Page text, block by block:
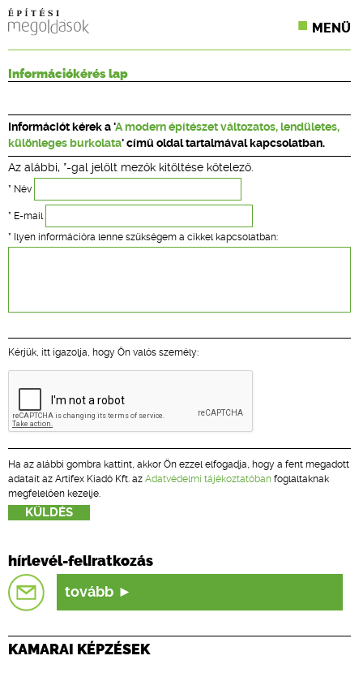
MENÜ
CPR TERMÉKKIÍRÁS
ÉPÍTÉSI JOG
ONLINE KÉPZÉSEK
TERVEZÉSI SEGÉDLETEK
Információkérés lap
Információt kérek a 'A modern építészet változatos, lendületes,
különleges burkolata' című oldal tartalmával kapcsolatban.
Az alábbi, *-gal jelölt mezők kitöltése kötelező.
* Név
* E-mail
* Ilyen információra lenne szükségem a cikkel kapcsolatban:
Kérjük, itt igazolja, hogy Ön valós személy:
Ha az alábbi gombra kattint, akkor Ön ezzel elfogadja, hogy a fent megadott
adatait az Artifex Kiadó Kft. az Adatvédelmi tájékoztatóban foglaltaknak
megfelelően kezelje.
hírlevél-feliratkozás
tovább
KAMARAI KÉPZÉSEK